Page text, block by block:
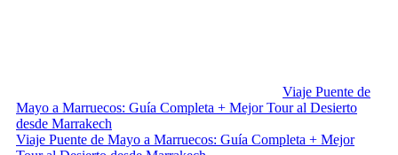
Viaje Puente de
Mayo a Marruecos: Guía Completa + Mejor Tour al Desierto
desde Marrakech
Viaje Puente de Mayo a Marruecos: Guía Completa + Mejor